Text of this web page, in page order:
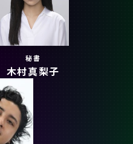
秘書
木村真梨子